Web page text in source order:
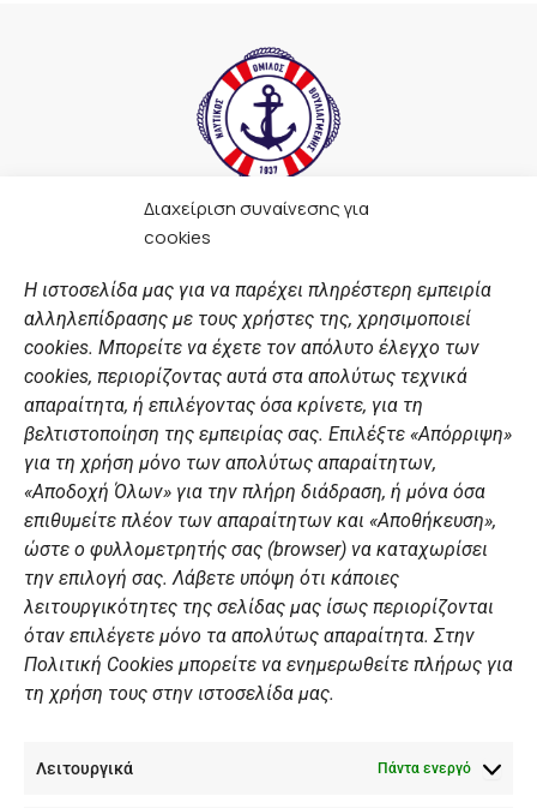
Διαχείριση συναίνεσης για
cookies
Η ιστοσελίδα μας για να παρέχει πληρέστερη εμπειρία
αλληλεπίδρασης με τους χρήστες της, χρησιμοποιεί
cookies. Μπορείτε να έχετε τον απόλυτο έλεγχο των
cookies, περιορίζοντας αυτά στα απολύτως τεχνικά
απαραίτητα, ή επιλέγοντας όσα κρίνετε, για τη
βελτιστοποίηση της εμπειρίας σας. Επιλέξτε «Απόρριψη»
για τη χρήση μόνο των απολύτως απαραίτητων,
«Αποδοχή Όλων» για την πλήρη διάδραση, ή μόνα όσα
επιθυμείτε πλέον των απαραίτητων και «Αποθήκευση»,
ώστε ο φυλλομετρητής σας (browser) να καταχωρίσει
την επιλογή σας. Λάβετε υπόψη ότι κάποιες
λειτουργικότητες της σελίδας μας ίσως περιορίζονται
όταν επιλέγετε μόνο τα απολύτως απαραίτητα. Στην
Πολιτική Cookies μπορείτε να ενημερωθείτε πλήρως για
τη χρήση τους στην ιστοσελίδα μας.
Λειτουργικά Πάντα ενεργό
F
a
e
b
o
o
k
t
a
g
r
a
m
t
u
b
e
n
k
e
d
i
n
ΣΎΝΔΕΣΜΟΙ
Αθλητικές σχολές
Διάπλους
Χορηγοί
Summer Camp
ΠΡΟΣΩΠΙΚΑ ΔΕΔΟΜΕΝΑ
Πολιτική Ιστοσελίδας
Πολιτική Cookies Iστοσελίδας
Γενική Πολιτική ΝΟΒ
Ενημέρωση Summer Camp